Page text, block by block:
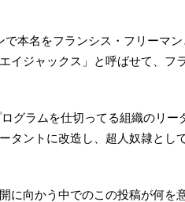
本名をフランシス・フリーマ
イジャックス」と呼ばせて、フ
グラムを仕切ってる組織のリー
タントに改造し、超人奴隷とし
に向かう中でのこの投稿が何を